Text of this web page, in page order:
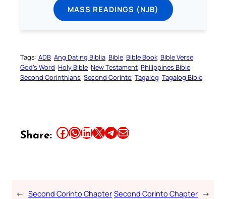
MASS READINGS (NJB)
Tags: ADB Ang Dating Biblia Bible Bible Book Bible Verse
God’s Word Holy Bible New Testament Philippines Bible
Second Corinthians Second Corinto Tagalog Tagalog Bible
Share: Share this article on Facebook Share this article on WhatsApp Share this article on LinkedIn Share this article on X Share this article on TelegramEmail this Article
← Second Corinto Chapter Second Corinto Chapter →